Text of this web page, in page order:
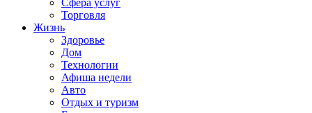
Сфера услуг
Торговля
Жизнь
Здоровье
Дом
Технологии
Афиша недели
Авто
Отдых и туризм